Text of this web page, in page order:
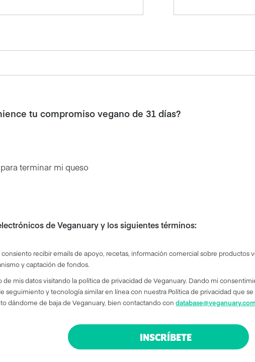
tu compromiso vegano de 31 días?
terminar mi queso
de Veganuary y los siguientes términos:
recibir emails de apoyo, recetas, información comercial sobre
y captación de fondos.
de mis datos visitando la política de privacidad de Veganuary. Dando mi
seguimiento y tecnología similar en línea con nuestra Política de privacidad que
dándome de baja de Veganuary, bien contactando condatabase@veganuary.com
INSCRÍBETE